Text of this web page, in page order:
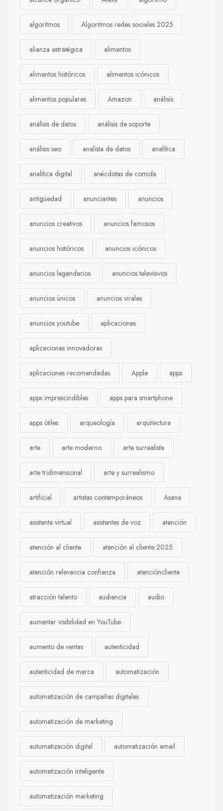
algoritmos Algoritmos redes sociales 2025
alianza estratégica alimentos
alimentos históricos alimentos icónicos
alimentos populares Amazon análisis
análisis de datos análisis de soporte
análisis seo analista de datos analítica
analítica digital anécdotas de comida
antigüedad anunciantes anuncios
anuncios creativos anuncios famosos
anuncios históricos anuncios icónicos
anuncios legendarios anuncios televisivos
anuncios únicos anuncios virales
anuncios youtube aplicaciones
aplicaciones innovadoras
aplicaciones recomendadas Apple apps
apps imprescindibles apps para smartphone
apps útiles arqueología arquitectura
arte arte moderno arte surrealista
arte tridimensional arte y surrealismo
artificial artistas contemporáneos Asana
asistente virtual asistentes de voz atención
atención al cliente atención al cliente 2025
atención relevancia confianza atencióncliente
atracción talento audiencia audio
aumentar visibilidad en YouTube
aumento de ventas autenticidad
autenticidad de marca automatización
automatización de campañas digitales
automatización de marketing
automatización digital automatización email
automatización inteligente
automatización marketing